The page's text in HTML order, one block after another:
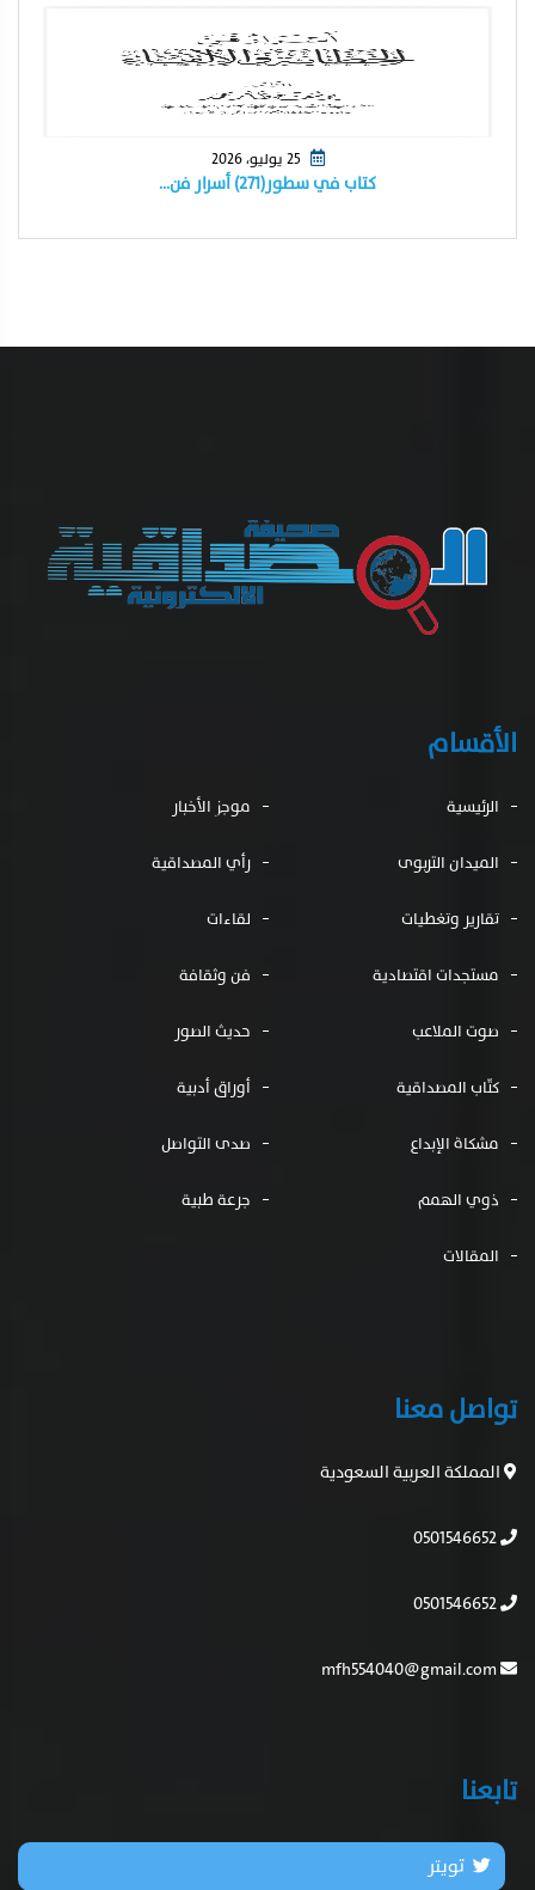
كتاب في سطور(٢٧١) أسرار فن…
الأقسام
الرئيسية موجز الأخبار
الميدان التربوى رأي المصداقية
تقارير وتغطيات لقاءات
مستجدات اقتصادية فن وثقافة
صوت الملاعب حديث الصور
كتّاب المصداقية أوراق أدبية
مشكاة الإبداع صدى التواصل
ذوي الهمم جرعة طبية
المقالات
تواصل معنا
المملكة العربية السعودية
تابعنا
تويتر